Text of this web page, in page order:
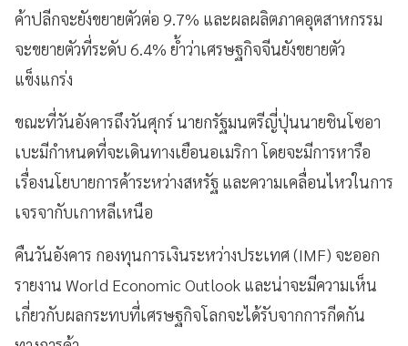
ค้าปลีกจะยังขยายตัวต่อ 9.7% และผลผลิตภาคอุตสาหกรรม
จะขยายตัวที่ระดับ 6.4% ย้ำว่าเศรษฐกิจจีนยังขยายตัว
แข็งแกร่ง
ขณะที่วันอังคารถึงวันศุกร์ นายกรัฐมนตรีญี่ปุ่นนายชินโซอา
เบะมีกำหนดที่จะเดินทางเยือนอเมริกา โดยจะมีการหารือ
เรื่องนโยบายการค้าระหว่างสหรัฐ และความเคลื่อนไหวในการ
เจรจากับเกาหลีเหนือ
คืนวันอังคาร กองทุนการเงินระหว่างประเทศ (IMF) จะออก
รายงาน World Economic Outlook และน่าจะมีความเห็น
เกี่ยวกับผลกระทบที่เศรษฐกิจโลกจะได้รับจากการกีดกัน